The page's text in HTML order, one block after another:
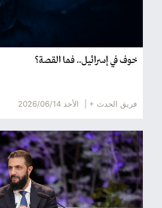
خوف في إسرائيل.. فما القصة؟
فريق الحدث + | الأحد 2026/06/14